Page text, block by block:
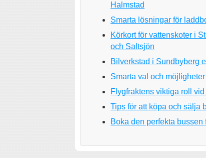
Halmstad
Smarta lösningar för
Körkort för vattenskoter i
och Saltsjön
Bilverkstad i Sundbyberg
Smarta val och
Flygfraktens viktiga roll
Tips för att köpa och sälja
Boka den perfekta